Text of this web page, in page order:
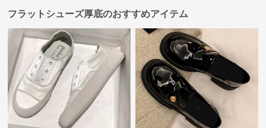
フラットシューズ厚底のおすすめアイテム